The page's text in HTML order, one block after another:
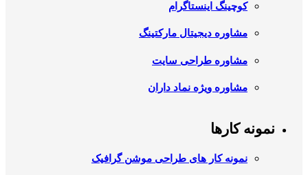
کوچینگ اینستاگرام
مشاوره دیجیتال مارکتینگ
مشاوره طراحی سایت
مشاوره ویژه نماد داران
نمونه کارها
نمونه کار های طراحی موشن گرافیک